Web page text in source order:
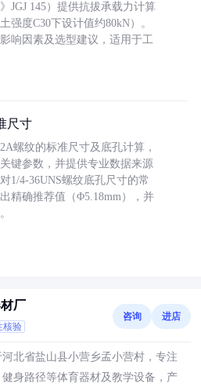
JGJ 145）提供抗拔承载力计算
强度C30下设计值约80kN）。
响因素及选型建议，适用于工
尺寸
螺纹的标准尺寸及底孔计算，
键参数，并提供专业数据来源
1/4-36UNS螺纹底孔尺寸的常
精确推荐值（Φ5.18mm），并
厂
核验
咨询 进店
北省盐山县小营乡孟小营村，专注
身路径等体育器材及教学设备，产